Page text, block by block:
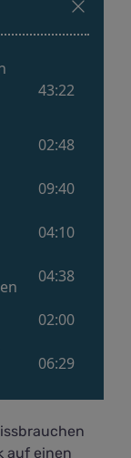
auf einen